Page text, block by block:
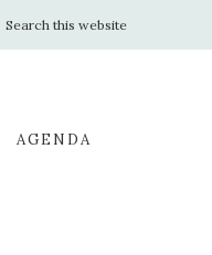
AGENDA